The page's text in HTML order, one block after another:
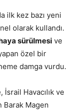
ilk kez bazı yeni
olarak kullandı.
sürülmesi ve
özel bir
damga vurdu.
Havacılık ve
Barak Magen